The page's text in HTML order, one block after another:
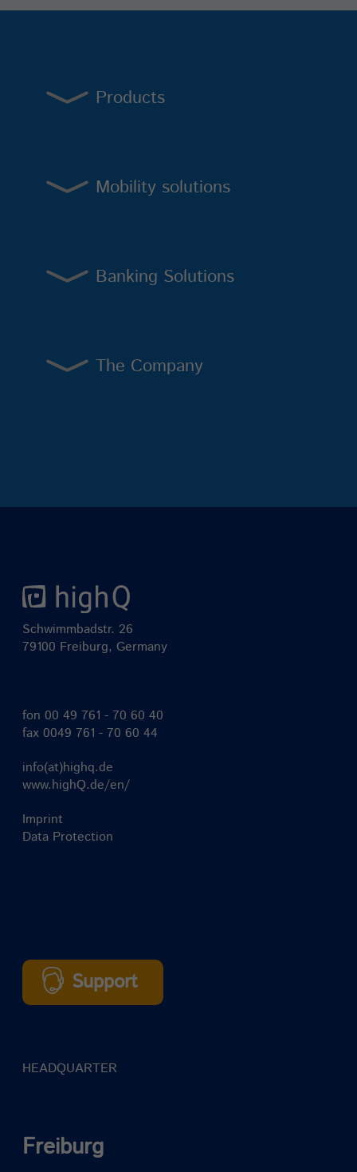
Products
Mobility solutions
Banking Solutions
The Company
Schwimmbadstr. 26
79100 Freiburg, Germany
fon00 49 761 - 70 60 40
fax 0049 761 - 70 60 44
info(at)highq.de
www.highQ.de/en/
Imprint
Data Protection
Support
HEADQUARTER
Freiburg